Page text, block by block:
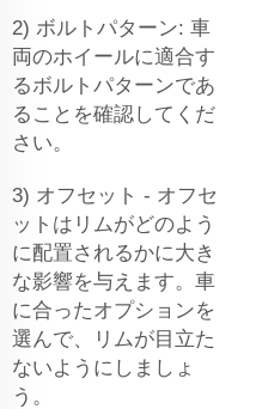
2) ボルトパターン: 車
両のホイールに適合す
るボルトパターンであ
ることを確認してくだ
さい。
3) オフセット - オフセ
ットはリムがどのよう
に配置されるかに大き
な影響を与えます。車
に合ったオプションを
選んで、リムが目立た
ないようにしましょ
う。